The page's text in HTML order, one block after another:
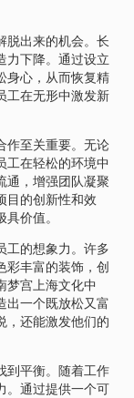
脱出来的机会。长
力下降。通过设立
身心，从而恢复精
工在无形中激发新
作至关重要。无论
工在轻松的环境中
通，增强团队凝聚
目的创新性和效
价值。
工的想象力。许多
彩丰富的装饰，创
梦宫上海文化中
出一个既放松又富
，还能激发他们的
到平衡。随着工作
。通过提供一个可